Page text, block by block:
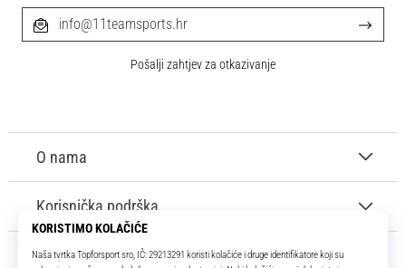
O nama
Korisnička podrška
info@11teamsports.hr
Pošalji zahtjev za otkazivanje